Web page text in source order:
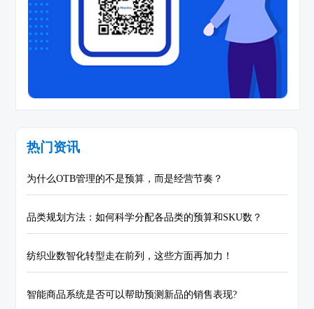
热门资讯
为什么OTB管理的不是预算，而是经营节奏？
品类规划方法：如何科学分配各品类的预算和SKU数？
纺织业数智化转型走在前列，这些方面再加力！
智能商品系统是否可以帮助预测新品的销售表现?